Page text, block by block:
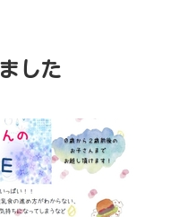
した